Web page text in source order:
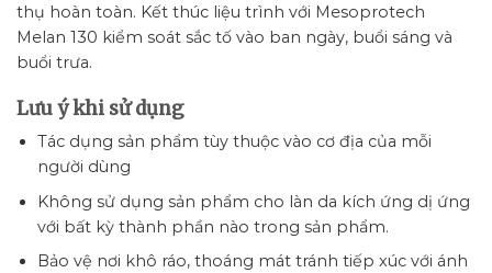
thụ hoàn toàn. Kết thúc liệu trình với Mesoprotech
Melan 130 kiểm soát sắc tố vào ban ngày, buổi sáng và
buổi trưa.
Lưu ý khi sử dụng
Tác dụng sản phẩm tùy thuộc vào cơ địa của mỗi
người dùng
Không sử dụng sản phẩm cho làn da kích ứng dị ứng
với bất kỳ thành phần nào trong sản phẩm.
Bảo vệ nơi khô ráo, thoáng mát tránh tiếp xúc với ánh